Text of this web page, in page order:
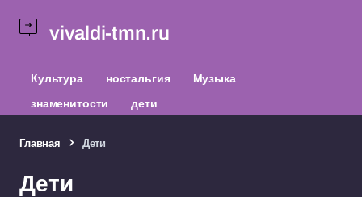
vivaldi-tmn.ru
Культура ностальгия
Музыка
знаменитости
дети
Главная Дети
Дети